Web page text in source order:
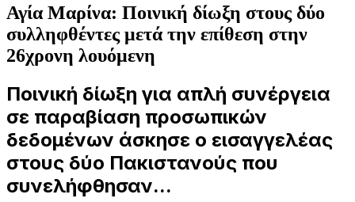
Αγία Μαρίνα: Ποινική δίωξη στους δύο
συλληφθέντες μετά την επίθεση στην
26χρονη λουόμενη
Ποινική δίωξη για απλή συνέργεια
σε παραβίαση προσωπικών
δεδομένων άσκησε ο εισαγγελέας
στους δύο Πακιστανούς που
συνελήφθησαν...